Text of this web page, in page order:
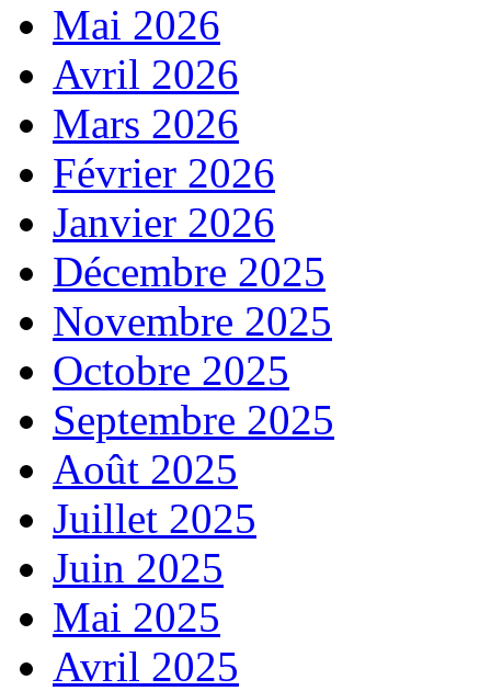
Mai 2026
Avril 2026
Mars 2026
Février 2026
Janvier 2026
Décembre 2025
Novembre 2025
Octobre 2025
Septembre 2025
Août 2025
Juillet 2025
Juin 2025
Mai 2025
Avril 2025